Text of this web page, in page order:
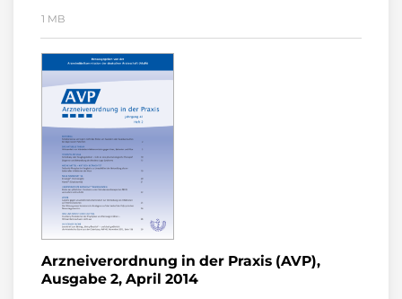
1 MB
Arzneiverordnung in der Praxis (AVP),
Ausgabe 2, April 2014